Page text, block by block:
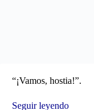
“¡Vamos, hostia!”.
Seguir leyendo